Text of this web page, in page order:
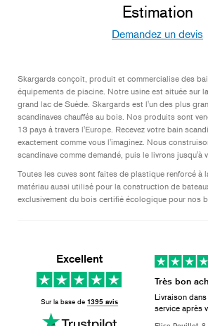
Estimation
Demandez un devis
Skargards conçoit, produit et commercialise des
équipements de piscine. Notre usine est située sur
grand lac de Suède. Skargards est l'un des plus
scandinaves chauffés au bois. Nos produits sont
13 pays à travers l'Europe. Recevez votre bain
exactement comme vous l'imaginez. Nous
scandinave comme demandé, puis le livrons jusqu'à
Toutes les cuves sont faites de plastique renforcé à
matériau aussi utilisé pour la construction de
exclusivement du bois certifié écologique pour nos
Excellent
Sur la base de 1395 avis
Très bon
Livraison
service après